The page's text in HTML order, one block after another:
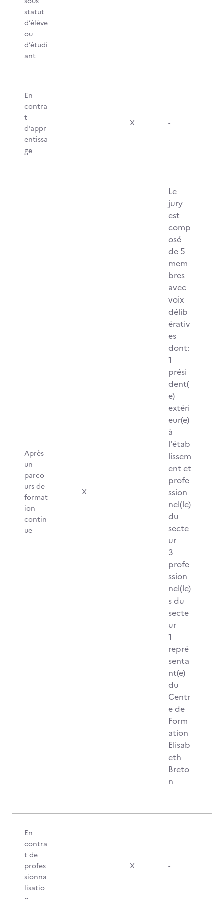
statut
d’élève
ou
d’étudi
ant
En
contra
t
d’appr
entissa
ge
X -
Après
un
parco
urs de
format
ion
contin
ue
X
Le
jury
est
comp
osé
de 5
mem
bres
avec
voix
délib
érativ
es
dont:
1
prési
dent(
e)
extéri
eur(e)
à
l'étab
lissem
ent et
profe
ssion
nel(le)
du
secte
ur
3
profe
ssion
nel(le)
s du
secte
ur
1
repré
senta
nt(e)
du
Centr
e de
Form
ation
Elisab
eth
Breto
n
En
contra
t de
profes
sionna
lisatio
X -